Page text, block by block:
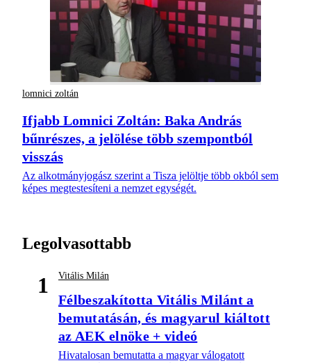
lomnici zoltán
Ifjabb Lomnici Zoltán: Baka András
bűnrészes, a jelölése több szempontból
visszás
Az alkotmányjogász szerint a Tisza jelöltje több okból sem
képes megtestesíteni a nemzet egységét.
Legolvasottabb
1 Vitális Milán
Félbeszakította Vitális Milánt a
bemutatásán, és magyarul kiáltott
az AEK elnöke + videó
Hivatalosan bemutatta a magyar válogatott